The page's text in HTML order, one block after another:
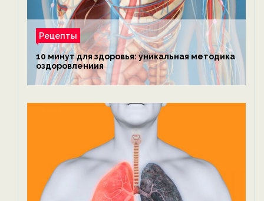
Рецепты
10 минут для здоровья: уникальная методика
оздоровлениия